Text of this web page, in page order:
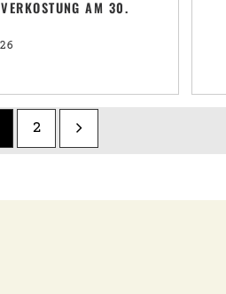
AM 30.
2